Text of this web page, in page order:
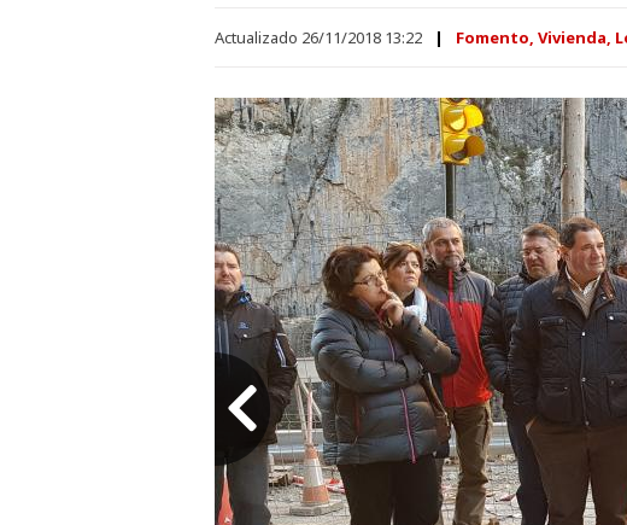
Actualizado 26/11/2018 13:22 Fomento, Vivienda,